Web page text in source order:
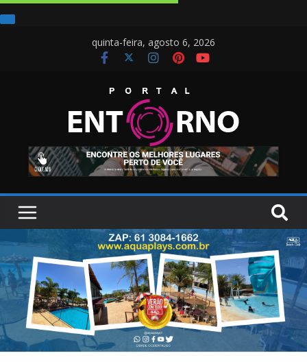
quinta-feira, agosto 6, 2026